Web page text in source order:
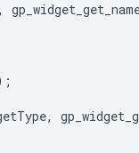
,
,